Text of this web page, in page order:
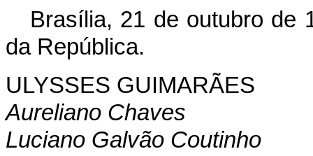
Brasília, 21 de outubro de
da República.
ULYSSES GUIMARÃES
Aureliano Chaves
Luciano Galvão Coutinho